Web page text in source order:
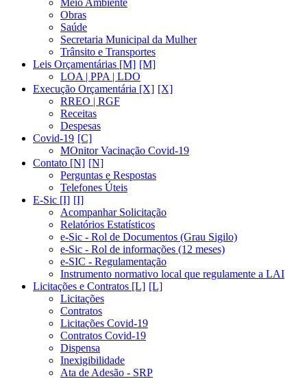
Meio Ambiente
Obras
Saúde
Secretaria Municipal da Mulher
Trânsito e Transportes
Leis Orçamentárias [M]
LOA | PPA | LDO
Execução Orçamentária [X]
RREO | RGF
Receitas
Despesas
Covid-19
MOnitor Vacinação Covid-19
Contato [N]
Perguntas e Respostas
Telefones Úteis
E-Sic [I]
Acompanhar Solicitação
Relatórios Estatísticos
e-Sic - Rol de Documentos (Grau Sigilo)
e-Sic - Rol de informações (12 meses)
e-SIC - Regulamentação
Instrumento normativo local que regulamente a LAI
Licitações e Contratos [L]
Licitações
Contratos
Licitações Covid-19
Contratos Covid-19
Dispensa
Inexigibilidade
Ata de Adesão - SRP